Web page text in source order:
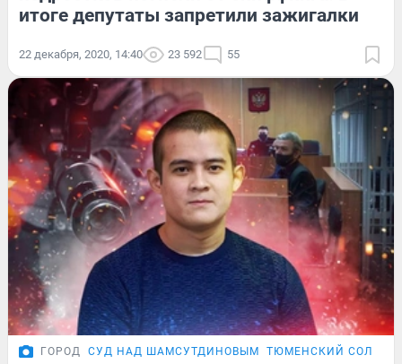
итоге депутаты запретили зажигалки
22 декабря, 2020, 14:40 23 592 55
ГОРОД СУД НАД ШАМСУТДИНОВЫМ ТЮМЕНСКИЙ СОЛДАТ